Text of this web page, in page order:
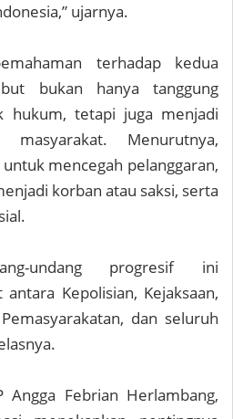
ujarnya.
terhadap kedua
bukan hanya tanggung
hukum, tetapi juga menjadi
masyarakat. Menurutnya,
mencegah pelanggaran,
korban atau saksi, serta
undang progresif ini
Kepolisian, Kejaksaan,
dan seluruh
Angga Febrian Herlambang,